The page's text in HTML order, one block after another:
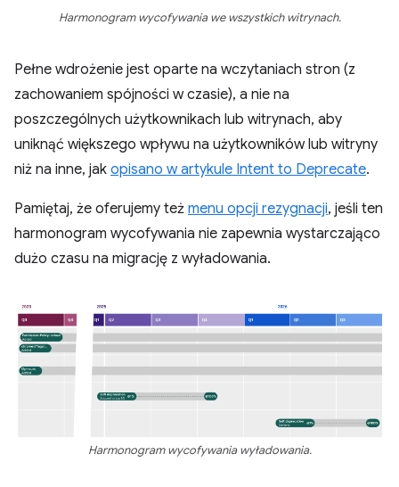
Harmonogram wycofywania we wszystkich witrynach.
Pełne wdrożenie jest oparte na wczytaniach stron (z
zachowaniem spójności w czasie), a nie na
poszczególnych użytkownikach lub witrynach, aby
uniknąć większego wpływu na użytkowników lub witryny
niż na inne, jak opisano w artykule Intent to Deprecate.
Pamiętaj, że oferujemy też menu opcji rezygnacji, jeśli ten
harmonogram wycofywania nie zapewnia wystarczająco
dużo czasu na migrację z wyładowania.
Harmonogram wycofywania wyładowania.